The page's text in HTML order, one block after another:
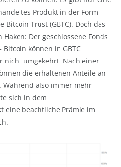
Produkt in der Form
Bitcoin Trust (GBTC). Doch das
Der geschlossene Fonds
können in GBTC
nicht umgekehrt. Nach einer
die erhaltenen Anteile an
Während also immer mehr
sich in dem
eine beachtliche Prämie im